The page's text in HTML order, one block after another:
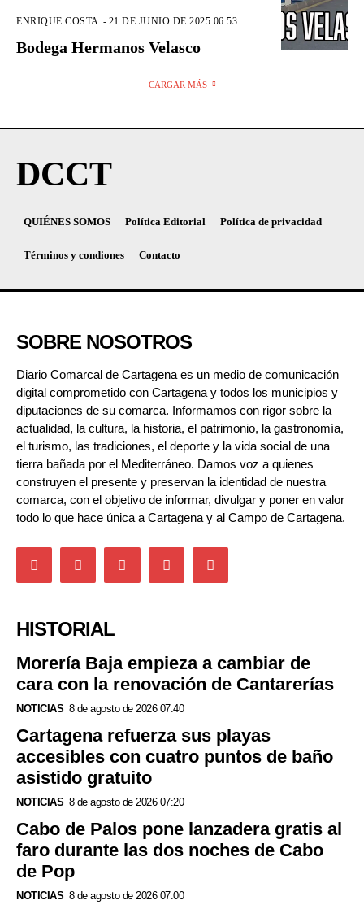
ENRIQUE COSTA - 21 DE JUNIO DE 2025 06:53
Bodega Hermanos Velasco
CARGAR MÁS
DCCT
QUIÉNES SOMOS Política Editorial Política de privacidad
Términos y condiones Contacto
SOBRE NOSOTROS
Diario Comarcal de Cartagena es un medio de comunicación
digital comprometido con Cartagena y todos los municipios y
diputaciones de su comarca. Informamos con rigor sobre la
actualidad, la cultura, la historia, el patrimonio, la gastronomía,
el turismo, las tradiciones, el deporte y la vida social de una
tierra bañada por el Mediterráneo. Damos voz a quienes
construyen el presente y preservan la identidad de nuestra
comarca, con el objetivo de informar, divulgar y poner en valor
todo lo que hace única a Cartagena y al Campo de Cartagena.
HISTORIAL
Morería Baja empieza a cambiar de
cara con la renovación de Cantarerías
NOTICIAS 8 de agosto de 2026 07:40
Cartagena refuerza sus playas
accesibles con cuatro puntos de baño
asistido gratuito
NOTICIAS 8 de agosto de 2026 07:20
Cabo de Palos pone lanzadera gratis al
faro durante las dos noches de Cabo
de Pop
NOTICIAS 8 de agosto de 2026 07:00